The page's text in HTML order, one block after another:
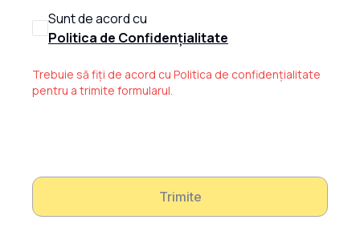
Sunt de acord cu
Politica de Confidențialitate
Trebuie să fiți de acord cu Politica de confidențialitate
pentru a trimite formularul.
Trimite